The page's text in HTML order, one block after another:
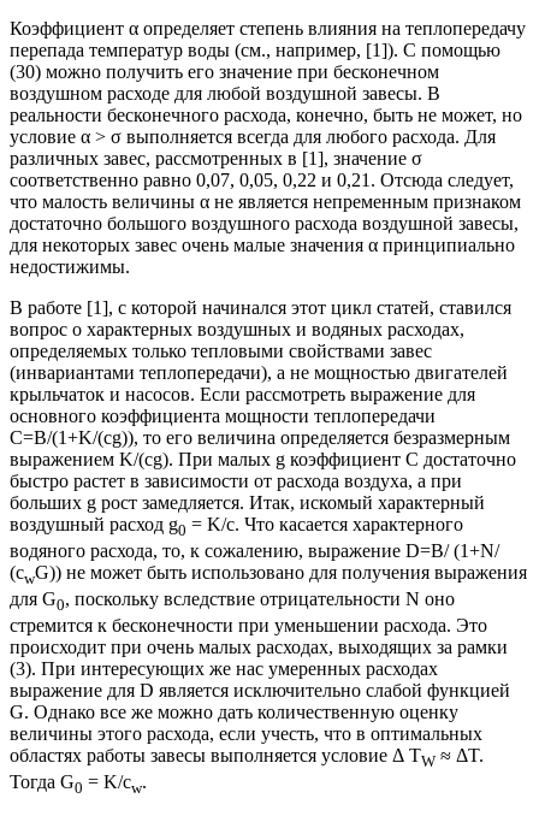
Коэффициент α определяет степень влияния на теплопередачу
перепада температур воды (см., например, [1]). С помощью
(30) можно получить его значение при бесконечном
воздушном расходе для любой воздушной завесы. В
реальности бесконечного расхода, конечно, быть не может, но
условие α > σ выполняется всегда для любого расхода. Для
различных завес, рассмотренных в [1], значение σ
соответственно равно 0,07, 0,05, 0,22 и 0,21. Отсюда следует,
что малость величины α не является непременным признаком
достаточно большого воздушного расхода воздушной завесы,
для некоторых завес очень малые значения α принципиально
недостижимы.
В работе [1], с которой начинался этот цикл статей, ставился
вопрос о характерных воздушных и водяных расходах,
определяемых только тепловыми свойствами завес
(инвариантами теплопередачи), а не мощностью двигателей
крыльчаток и насосов. Если рассмотреть выражение для
основного коэффициента мощности теплопередачи
С=В/(1+K/(cg)), то его величина определяется безразмерным
выражением K/(cg). При малых g коэффициент С достаточно
быстро растет в зависимости от расхода воздуха, а при
больших g рост замедляется. Итак, искомый характерный
воздушный расход g0 = K/c. Что касается характерного
водяного расхода, то, к сожалению, выражение D=В/ (1+N/
(cwG)) не может быть использовано для получения выражения
для G0, поскольку вследствие отрицательности N оно
стремится к бесконечности при уменьшении расхода. Это
происходит при очень малых расходах, выходящих за рамки
(3). При интересующих же нас умеренных расходах
выражение для D является исключительно слабой функцией
G. Однако все же можно дать количественную оценку
величины этого расхода, если учесть, что в оптимальных
областях работы завесы выполняется условие Δ ТW ≈ ΔT.
Тогда G0 = K/cw.